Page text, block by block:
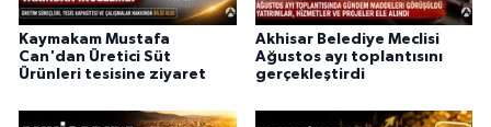
Kaymakam Mustafa
Can'dan Üretici Süt
Ürünleri tesisine ziyaret
Akhisar Belediye Meclisi
Ağustos ayı toplantısını
gerçekleştirdi